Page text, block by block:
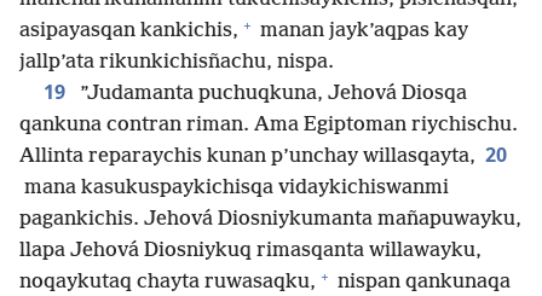
asipayasqan kankichis, + manan jayk’aqpas kay
jallp’ata rikunkichisñachu, nispa.
19
”Judamanta puchuqkuna, Jehová Diosqa
qankuna contran riman. Ama Egiptoman riychischu.
Allinta reparaychis kunan p’unchay willasqayta, 20
mana kasukuspaykichisqa vidaykichiswanmi
pagankichis. Jehová Diosniykumanta mañapuwayku,
llapa Jehová Diosniykuq rimasqanta willawayku,
noqaykutaq chayta ruwasaqku, + nispan qankunaqa